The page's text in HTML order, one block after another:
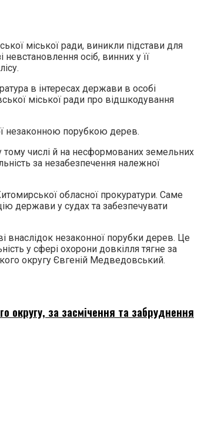
міської ради, виникли підстави для
осіб, винних у її
в інтересах держави в особі
міської ради про відшкодування
незаконною порубкою дерев.
тому числі й на несформованих земельних
за незабезпечення належної
обласної прокуратури. Саме
держави у судах та забезпечувати
внаслідок незаконної порубки дерев. Це
у сфері охорони довкілля тягне за
округу Євгеній Медведовський.
округу, за засмічення та забруднення